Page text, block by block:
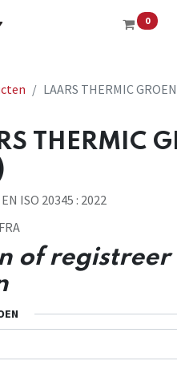
0
LAARS THERMIC
THERMIC
ISO 20345 : 2022
of